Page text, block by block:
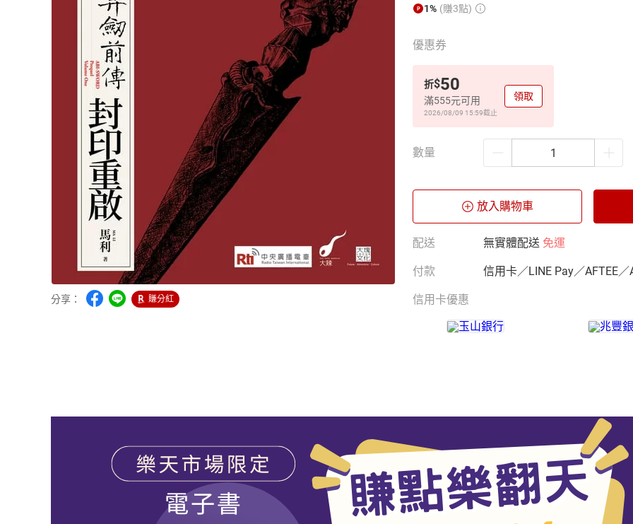
分享： 賺分紅
1% (賺3點)
優惠券
折$50
滿555元可用
2026/08/09 15:59截止
領取
數量
放入購物車
配送 無實體配送 免運
付款 信用卡／LINE Pay／AFTEE／
信用卡優惠